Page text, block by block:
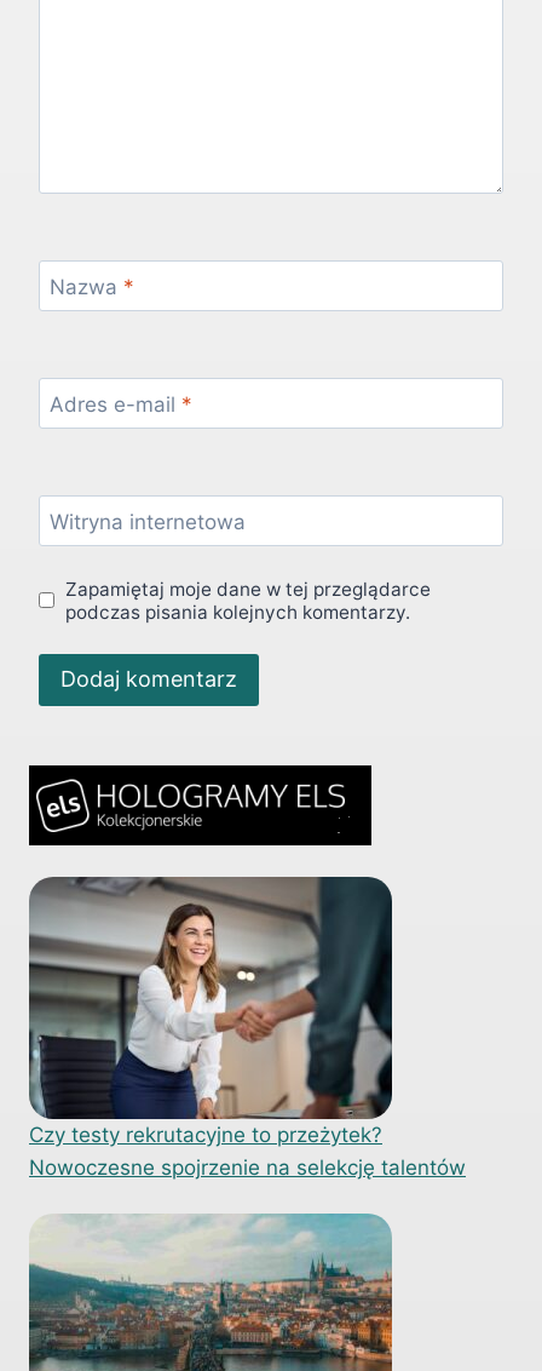
Nazwa *
Adres e-mail *
Witryna internetowa
Zapamiętaj moje dane w tej przeglądarce
podczas pisania kolejnych komentarzy.
Czy testy rekrutacyjne to przeżytek?
Nowoczesne spojrzenie na selekcję talentów